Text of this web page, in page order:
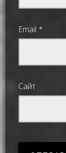
Email *
Сайт